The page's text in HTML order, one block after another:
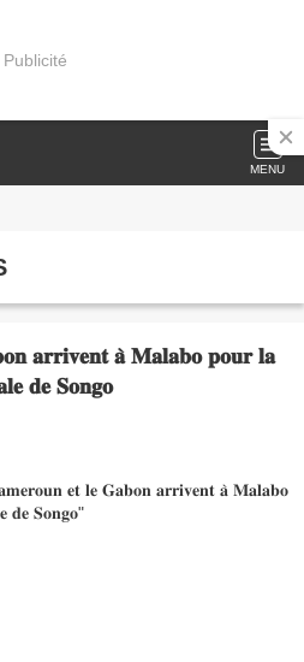
Publicité
MENU
𝐚𝐫𝐫𝐢𝐯𝐞𝐧𝐭 𝐚̀ 𝐌𝐚𝐥𝐚𝐛𝐨 𝐩𝐨𝐮𝐫 𝐥𝐚
𝐝𝐞 𝐒𝐨𝐧𝐠𝐨